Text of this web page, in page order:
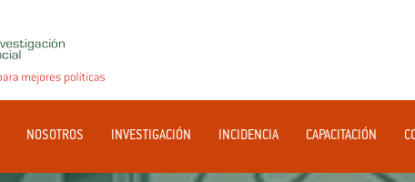
NOSOTROS INVESTIGACIÓN INCIDENCIA CAPACITACIÓN